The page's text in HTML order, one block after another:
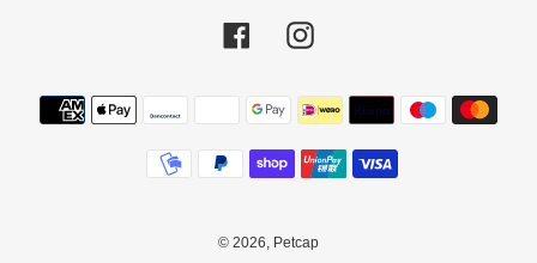
U
T
FacebookInstagram
Betaalmethoden
© 2026, Petcap